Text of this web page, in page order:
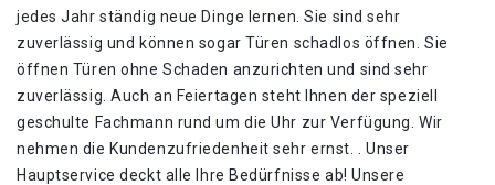
jedes Jahr ständig neue Dinge lernen. Sie sind sehr
zuverlässig und können sogar Türen schadlos öffnen. Sie
öffnen Türen ohne Schaden anzurichten und sind sehr
zuverlässig. Auch an Feiertagen steht Ihnen der speziell
geschulte Fachmann rund um die Uhr zur Verfügung. Wir
nehmen die Kundenzufriedenheit sehr ernst. . Unser
Hauptservice deckt alle Ihre Bedürfnisse ab! Unsere